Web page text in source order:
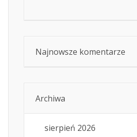
Najnowsze komentarze
Archiwa
sierpień 2026